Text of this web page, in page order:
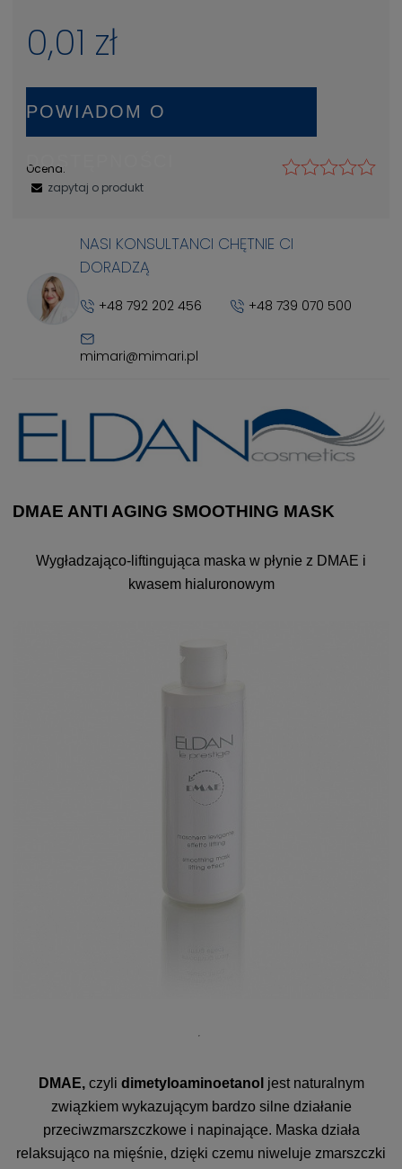
0,01 zł
POWIADOM O
DOSTĘPNOŚCI
Ocena:
zapytaj o produkt
NASI KONSULTANCI CHĘTNIE CI
DORADZĄ
+48 792 202 456 +48 739 070 500
mimari@mimari.pl
DMAE ANTI AGING SMOOTHING MASK
Wygładzająco-liftingująca maska w płynie z DMAE i
kwasem hialuronowym
DMAE,czyli dimetyloaminoetanol jest naturalnym
związkiem wykazującym bardzo silne działanie
przeciwzmarszczkowe i napinające. Maska działa
relaksująco na mięśnie, dzięki czemu niweluje zmarszczki